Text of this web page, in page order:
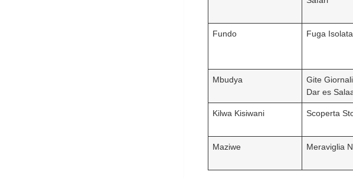
Fundo Fuga Isolata
Mbudya
Gite
Dar es
Kilwa Kisiwani Scoperta
Maziwe Meraviglia